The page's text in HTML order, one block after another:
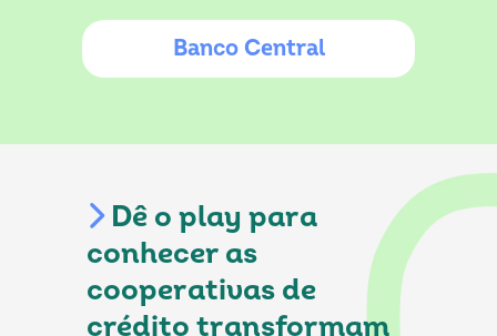
Banco Central
Dê o play para
conhecer as
cooperativas de
crédito transformam